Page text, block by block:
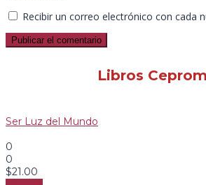
Recibir un correo electrónico con cada
Libros
Ser Luz del Mundo
0
0
$21.00